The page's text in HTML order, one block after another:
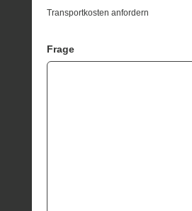
Transportkosten anfordern
Frage